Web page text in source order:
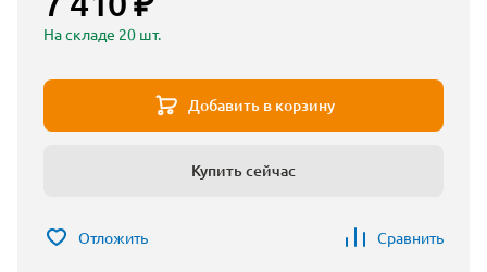
На складе 20 шт.
Добавить в корзину
Купить сейчас
Отложить Сравнить